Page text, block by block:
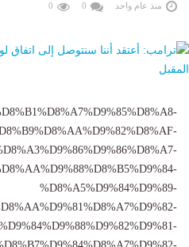
منذ عام واحد 0
0
%D8%A5%D9%84%D9%89-